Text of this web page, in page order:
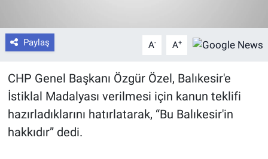
Paylaş A- A+
CHP Genel Başkanı Özgür Özel, Balıkesir'e
İstiklal Madalyası verilmesi için kanun teklifi
hazırladıklarını hatırlatarak, “Bu Balıkesir'in
hakkıdır” dedi.